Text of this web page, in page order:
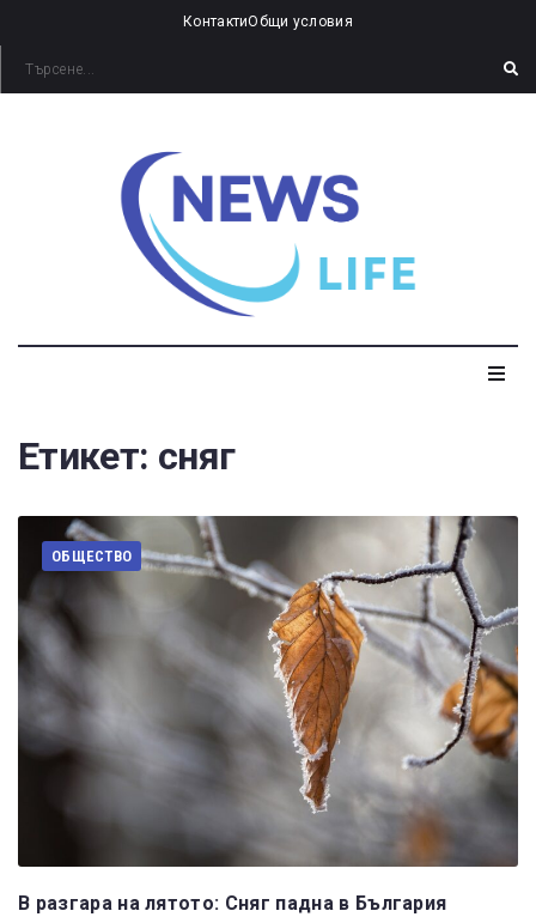
КонтактиОбщи условия
Етикет: сняг
ОБЩЕСТВО
В разгара на лятото: Сняг падна в България